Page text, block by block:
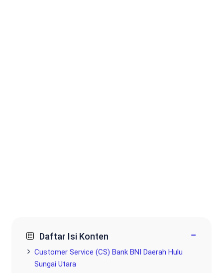
Daftar Isi Konten −
Customer Service (CS) Bank BNI Daerah Hulu
Sungai Utara